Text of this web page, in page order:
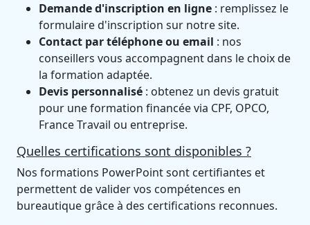
Demande d'inscription en ligne : remplissez le
formulaire d'inscription sur notre site.
Contact par téléphone ou email : nos
conseillers vous accompagnent dans le choix de
la formation adaptée.
Devis personnalisé : obtenez un devis gratuit
pour une formation financée via CPF, OPCO,
France Travail ou entreprise.
Quelles certifications sont disponibles ?
Nos formations PowerPoint sont certifiantes et
permettent de valider vos compétences en
bureautique grâce à des certifications reconnues.